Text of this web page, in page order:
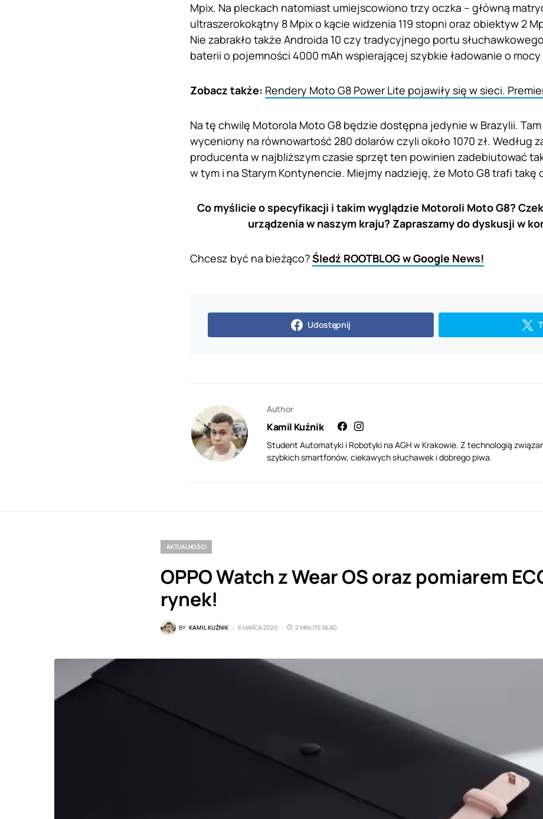
Mpix. Na pleckach natomiast umiejscowiono trzy oczka – główną
ultraszerokokątny 8 Mpix o kącie widzenia 119 stopni oraz obiektyw 2
Nie zabrakło także Androida 10 czy tradycyjnego portu
baterii o pojemności 4000 mAh wspierającej szybkie ładowanie o mocy
Zobacz także: Rendery Moto G8 Power Lite pojawiły się w sieci.
Na tę chwilę Motorola Moto G8 będzie dostępna jedynie w Brazylii.
wyceniony na równowartość 280 dolarów czyli około 1070 zł. Według
producenta w najbliższym czasie sprzęt ten powinien zadebiutować
w tym i na Starym Kontynencie. Miejmy nadzieję, że Moto G8 trafi takę
Co myślicie o specyfikacji i takim wyglądzie Motoroli Moto G8?
urządzenia w naszym kraju? Zapraszamy do dyskusji w
Chcesz być na bieżąco?Śledź ROOTBLOG w Google News!
Udostępnij
Author
Kamil Kuźnik
Student Automatyki i Robotyki na AGH w Krakowie. Z technologią
szybkich smartfonów, ciekawych słuchawek i dobrego piwa.
AKTUALNOŚCI
OPPO Watch z Wear OS oraz pomiarem
rynek!
BY KAMIL KUŹNIK 6 MARCA 2020 2 MINUTE READ